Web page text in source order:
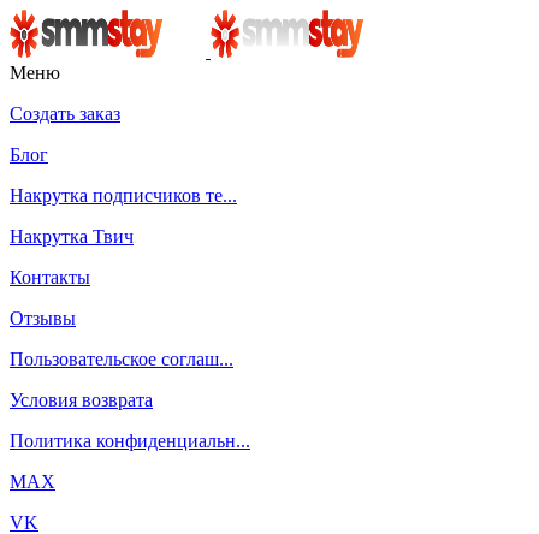
Меню
Создать заказ
Блог
Накрутка подписчиков те...
Накрутка Твич
Контакты
Отзывы
Пользовательское соглаш...
Условия возврата
Политика конфиденциальн...
MAX
VK